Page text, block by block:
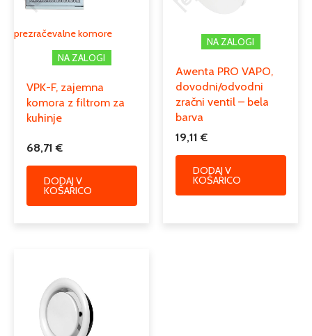
prezračevalne komore
NA ZALOGI
VPK-F, zajemna
komora z filtrom za
kuhinje
68,71€
DODAJ V
KOŠARICO
NA ZALOGI
Awenta PRO VAPO,
dovodni/odvodni
zračni ventil – bela
barva
19,11€
DODAJ V
KOŠARICO